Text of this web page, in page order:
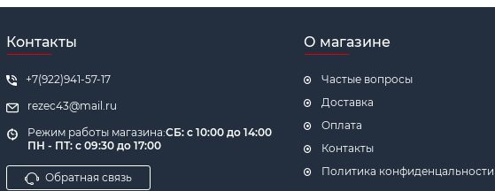
Контакты
+7(922)941-57-17
rezec43@mail.ru
Режим работы магазина:
ПН - ПТ: с 09:30 до 17:00
СБ: с 10:00 до 14:00
Обратная связь
О магазине
Частые вопросы
Доставка
Оплата
Контакты
Политика конфиденцальности